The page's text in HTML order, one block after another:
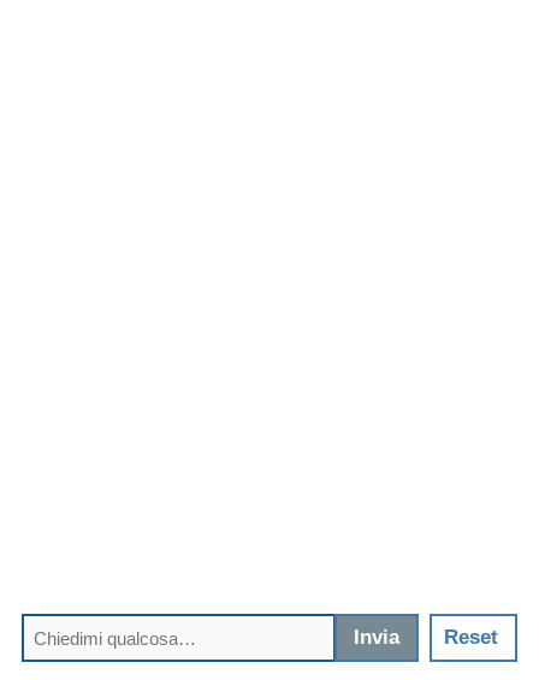
Invia Reset